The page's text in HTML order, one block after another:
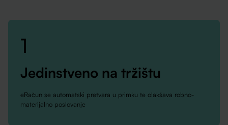
1
Jedinstveno na tržištu
eRačun se automatski pretvara u primku te olakšava robno-
materijalno poslovanje